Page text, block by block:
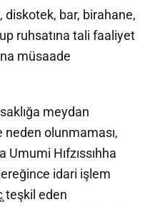
bar, birahane,
ruhsatına tali faaliyet
müsaade
meydan
olunmaması,
Hıfzıssıhha
idari işlem
teşkil eden